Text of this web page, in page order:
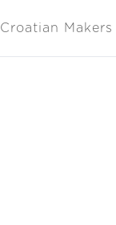
Croatian Makers